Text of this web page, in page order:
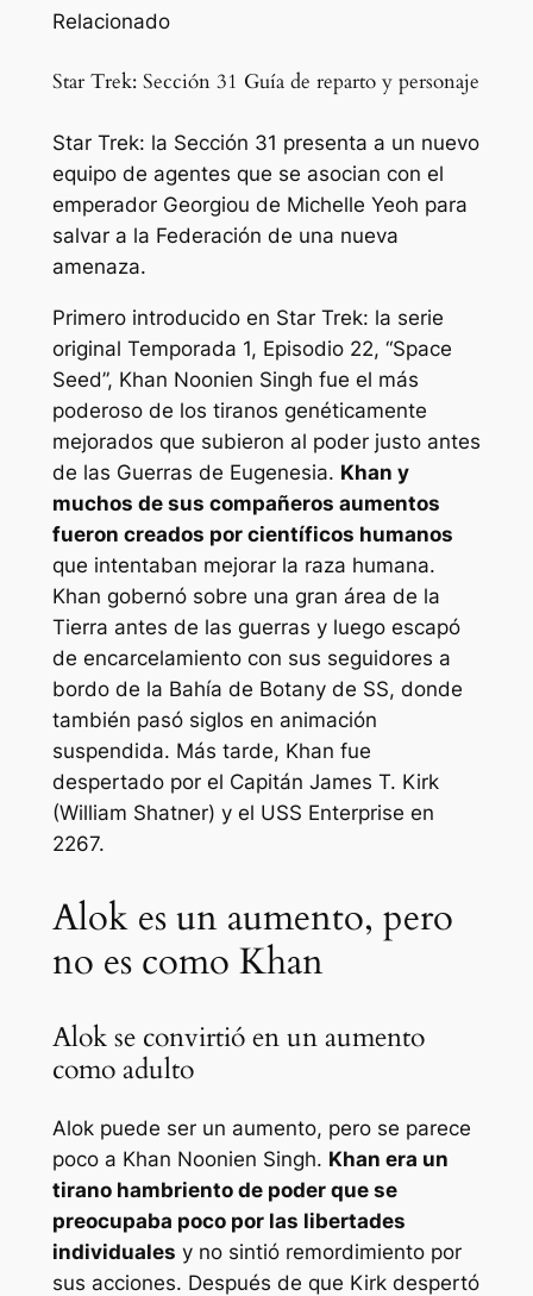
Relacionado
Star Trek: Sección 31 Guía de reparto y personaje
Star Trek: la Sección 31 presenta a un nuevo
equipo de agentes que se asocian con el
emperador Georgiou de Michelle Yeoh para
salvar a la Federación de una nueva
amenaza.
Primero introducido en Star Trek: la serie
original Temporada 1, Episodio 22, “Space
Seed”, Khan Noonien Singh fue el más
poderoso de los tiranos genéticamente
mejorados que subieron al poder justo antes
de las Guerras de Eugenesia. Khan y
muchos de sus compañeros aumentos
fueron creados por científicos humanos
que intentaban mejorar la raza humana.
Khan gobernó sobre una gran área de la
Tierra antes de las guerras y luego escapó
de encarcelamiento con sus seguidores a
bordo de la Bahía de Botany de SS, donde
también pasó siglos en animación
suspendida. Más tarde, Khan fue
despertado por el Capitán James T. Kirk
(William Shatner) y el USS Enterprise en
2267.
Alok es un aumento, pero
no es como Khan
Alok se convirtió en un aumento
como adulto
Alok puede ser un aumento, pero se parece
poco a Khan Noonien Singh. Khan era un
tirano hambriento de poder que se
preocupaba poco por las libertades
individuales y no sintió remordimiento por
sus acciones. Después de que Kirk despertó